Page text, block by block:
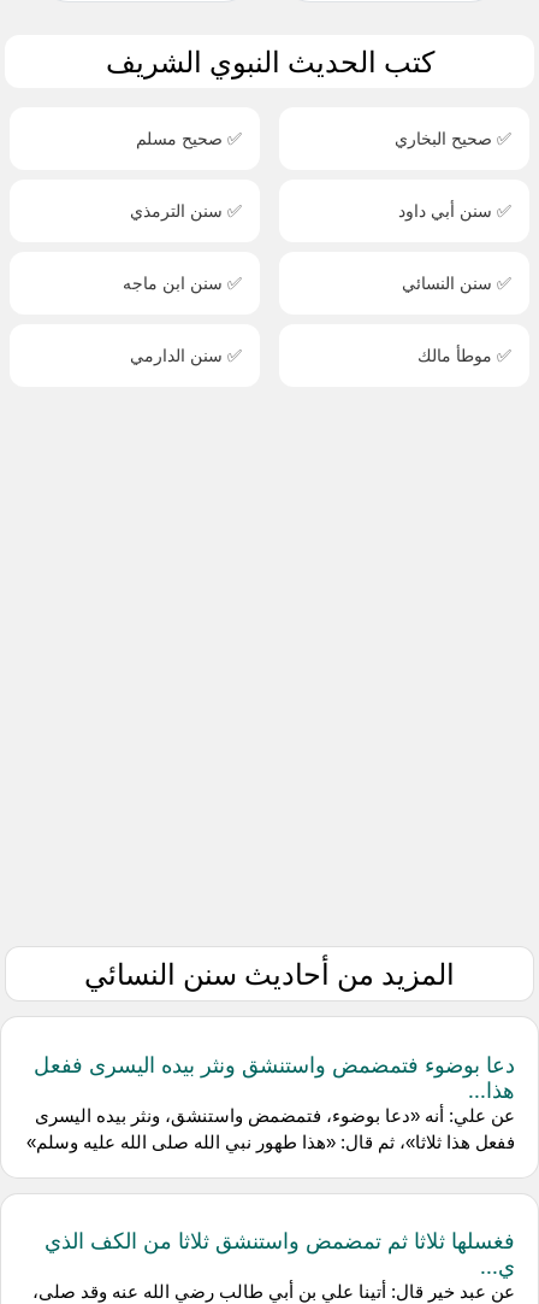
كتب الحديث النبوي الشريف
✅ صحيح البخاري ✅ صحيح مسلم
✅ سنن أبي داود ✅ سنن الترمذي
✅ سنن النسائي ✅ سنن ابن ماجه
✅ موطأ مالك ✅ سنن الدارمي
المزيد من أحاديث سنن النسائي
دعا بوضوء فتمضمض واستنشق ونثر بيده اليسرى ففعل
هذا...
عن علي: أنه «دعا بوضوء، فتمضمض واستنشق، ونثر بيده اليسرى
ففعل هذا ثلاثا»، ثم قال: «هذا طهور نبي الله صلى الله عليه وسلم»
فغسلها ثلاثا ثم تمضمض واستنشق ثلاثا من الكف الذي
ي...
عن عبد خير قال: أتينا علي بن أبي طالب رضي الله عنه وقد صلى،